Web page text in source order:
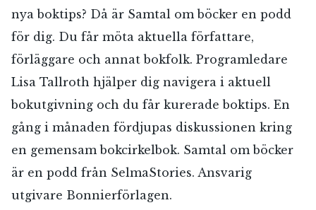
nya boktips? Då är Samtal om böcker en podd
för dig. Du får möta aktuella författare,
förläggare och annat bokfolk. Programledare
Lisa Tallroth hjälper dig navigera i aktuell
bokutgivning och du får kurerade boktips. En
gång i månaden fördjupas diskussionen kring
en gemensam bokcirkelbok. Samtal om böcker
är en podd från SelmaStories. Ansvarig
utgivare Bonnierförlagen.